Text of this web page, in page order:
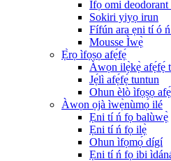
Ìfọ́ omi deodorant
Sokiri yiyọ irun
Fífún ara ẹni tí ó
Mousse Ìwẹ̀
Ẹ̀rọ ìfọṣọ afẹ́fẹ́
Àwọn ilẹ̀kẹ̀ afẹ́fẹ́
Jẹ́lì afẹ́fẹ́ tuntun
Ohun èlò ìfọṣọ
Àwọn ọjà ìwẹ̀nùmọ́ ilé
Ẹni tí ń fọ balùwẹ̀
Ẹni tí ń fọ ilẹ̀
Ohun ìfọmọ́ dígí
Ẹni tí ń fọ ibi